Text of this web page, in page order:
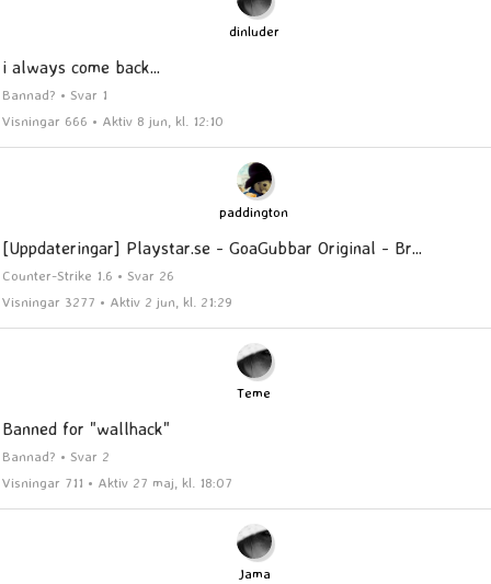
dinluder
i always come back...
Bannad? • Svar 1
Visningar 666 • Aktiv 8 jun, kl. 12:10
paddington
[Uppdateringar] Playstar.se - GoaGubbar Original - Br...
Counter-Strike 1.6 • Svar 26
Visningar 3277 • Aktiv 2 jun, kl. 21:29
Teme
Banned for "wallhack"
Bannad? • Svar 2
Visningar 711 • Aktiv 27 maj, kl. 18:07
Jama